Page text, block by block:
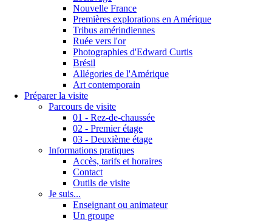
Nouvelle France
Premières explorations en Amérique
Tribus amérindiennes
Ruée vers l'or
Photographies d'Edward Curtis
Brésil
Allégories de l'Amérique
Art contemporain
Préparer la visite
Parcours de visite
01 - Rez-de-chaussée
02 - Premier étage
03 - Deuxième étage
Informations pratiques
Accès, tarifs et horaires
Contact
Outils de visite
Je suis...
Enseignant ou animateur
Un groupe